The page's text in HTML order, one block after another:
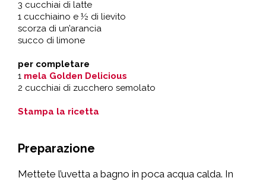
3 cucchiai di latte
1 cucchiaino e ½ di lievito
scorza di un’arancia
succo di limone
per completare
1 mela Golden Delicious
2 cucchiai di zucchero semolato
Stampa la ricetta
Preparazione
Mettete l’uvetta a bagno in poca acqua calda. In